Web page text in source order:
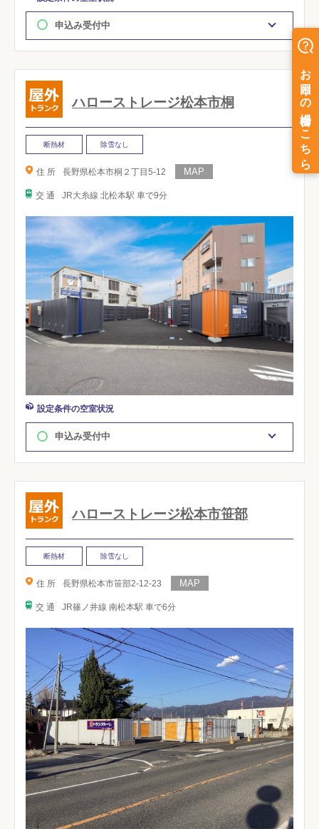
申込み受付中
ハローストレージ松本市桐
断熱材 除雪なし
住 所 長野県松本市桐２丁目5-12
交 通 JR大糸線 北松本駅 車で9分
設定条件の空室状況
申込み受付中
ハローストレージ松本市笹部
断熱材 除雪なし
住 所 長野県松本市笹部2-12-23
交 通 JR篠ノ井線 南松本駅 車で6分